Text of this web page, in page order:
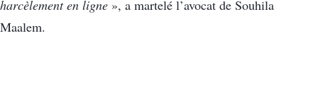
harcèlement en ligne », a martelé l’avocat de Souhila
Maalem.